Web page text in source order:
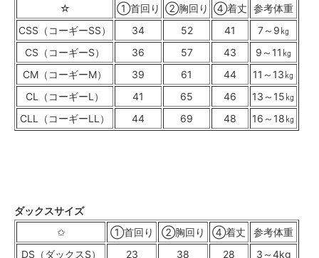
☆ ①首回り ②胸回り ④着丈 参考体重
CSS（コーギーSS）
34 52 41
7～9㎏
CS（コーギーS）
36 57 43
9～11㎏
CM（コーギーM）
39 61 44
11～13㎏
CL（コーギーL）
41 65 46
13～15㎏
CLL（コーギーLL）
44 69 48 16～18㎏
ダックスサイズ
✩
①首回り ②胸回り ④着丈
参考体重
DS（ダックスS）
23 38 28
3～4kg